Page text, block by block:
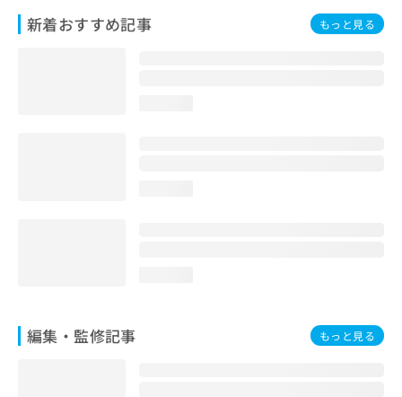
新着おすすめ記事 もっと見る
編集・監修記事 もっと見る
問